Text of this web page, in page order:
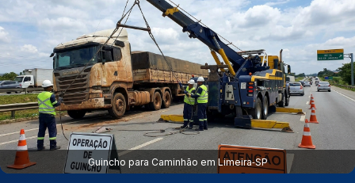
Guincho para Caminhão em Limeira‑SP